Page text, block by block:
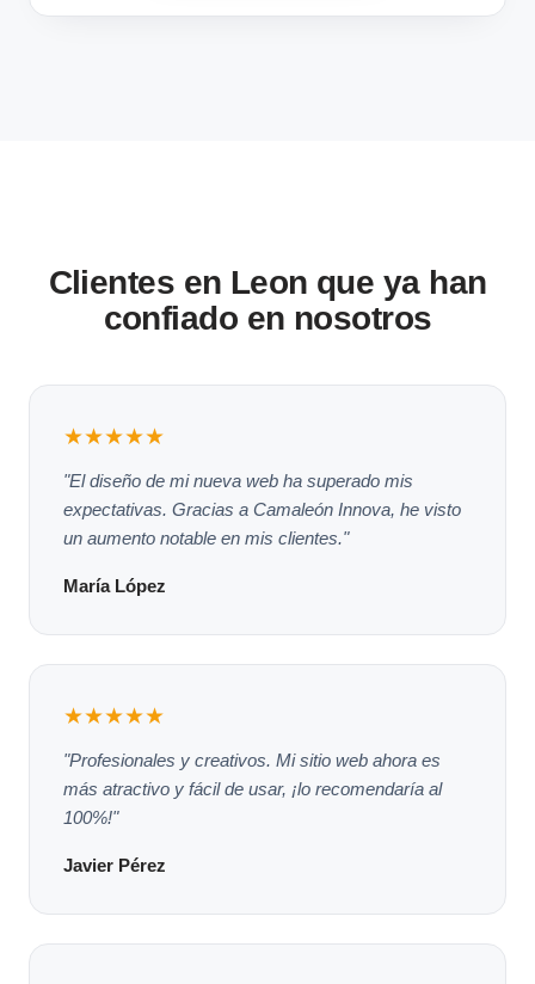
Clientes en Leon que ya han
confiado en nosotros
★★★★★
"El diseño de mi nueva web ha superado mis
expectativas. Gracias a Camaleón Innova, he visto
un aumento notable en mis clientes."
María López
★★★★★
"Profesionales y creativos. Mi sitio web ahora es
más atractivo y fácil de usar, ¡lo recomendaría al
100%!"
Javier Pérez